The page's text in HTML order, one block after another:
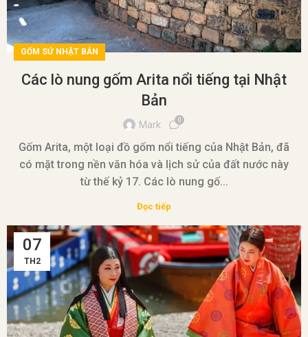
GỐM SỨ NHẬT BẢN
Các lò nung gốm Arita nổi tiếng tại Nhật
Bản
Mark 0
Gốm Arita, một loại đồ gốm nổi tiếng của Nhật Bản, đã
có mặt trong nền văn hóa và lịch sử của đất nước này
từ thế kỷ 17. Các lò nung gố...
Đọc tiếp
07
TH2